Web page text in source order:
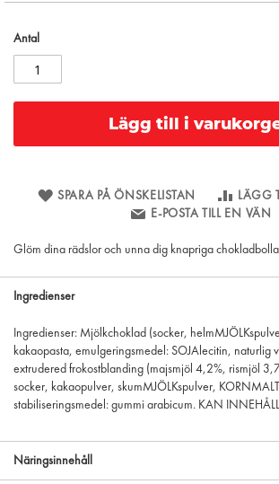
Antal
Lägg till i
SPARA PÅ ÖNSKELISTAN
LÄGG
E-POSTA TILL EN VÄN
Glöm dina rädslor och unna dig knapriga
Ingredienser
Ingredienser: Mjölkchoklad (socker,
kakaopasta, emulgeringsmedel: SOJAlecitin, naturlig
extrudered frokostblanding (majsmjöl 4,2%, rismjöl
socker, kakaopulver, skumMJÖLKspulver,
stabiliseringsmedel: gummi arabicum. KAN
Näringsinnehåll